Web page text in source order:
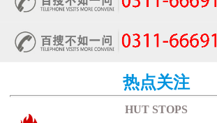
热点关注
HUT STOPS